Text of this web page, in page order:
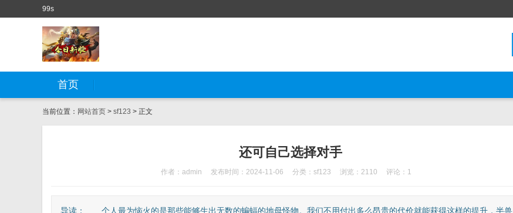
99s
首页
当前位置： 网站首页 > sf123 > 正文
还可自己选择对手
作者：admin 发布时间：2024-11-06 分类： sf123 浏览：2110 评论：1
导读： 个人最为恼火的是那些能够生出无数的蝙蝠的地母怪物。我们不用付出多么昂贵的代价就能获得这样的提升，半兽